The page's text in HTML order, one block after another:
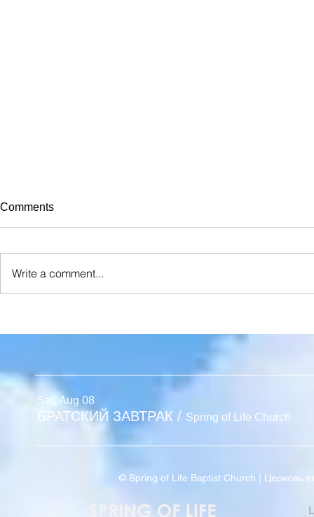
Comments
Write a comment...
Sat, Aug 08
БРАТСКИЙ ЗАВТРАК / Spring of Life Church
© Spring of Life Baptist Church | Церковь